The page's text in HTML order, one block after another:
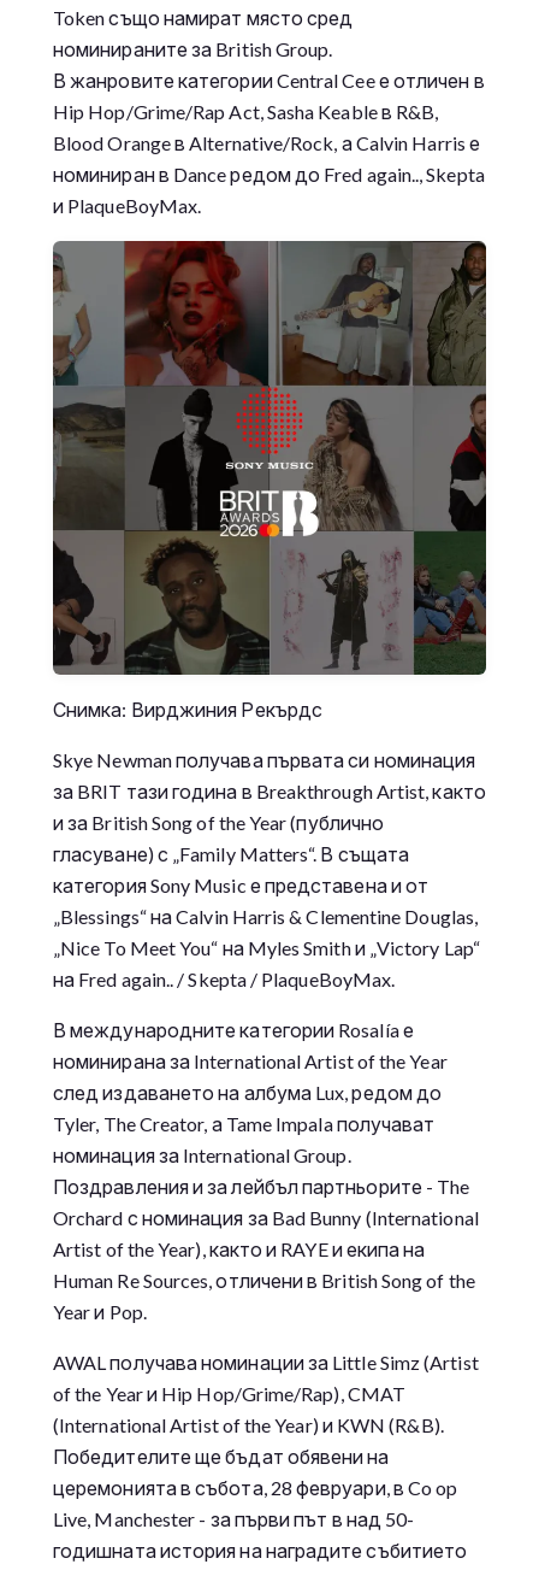
Token също намират място сред
номинираните за British Group.
В жанровите категории Central Cee е отличен в
Hip Hop/Grime/Rap Act, Sasha Keable в R&B,
Blood Orange в Alternative/Rock, а Calvin Harris е
номиниран в Dance редом до Fred again.., Skepta
и PlaqueBoyMax.
Снимка: Вирджиния Рекърдс
Skye Newman получава първата си номинация
за BRIT тази година в Breakthrough Artist, както
и за British Song of the Year (публично
гласуване) с „Family Matters“. В същата
категория Sony Music е представена и от
„Blessings“ на Calvin Harris & Clementine Douglas,
„Nice To Meet You“ на Myles Smith и „Victory Lap“
на Fred again.. / Skepta / PlaqueBoyMax.
В международните категории Rosalía е
номинирана за International Artist of the Year
след издаването на албума Lux, редом до
Tyler, The Creator, а Tame Impala получават
номинация за International Group.
Поздравления и за лейбъл партньорите - The
Orchard с номинация за Bad Bunny (International
Artist of the Year), както и RAYE и екипа на
Human Re Sources, отличени в British Song of the
Year и Pop.
AWAL получава номинации за Little Simz (Artist
of the Year и Hip Hop/Grime/Rap), CMAT
(International Artist of the Year) и KWN (R&B).
Победителите ще бъдат обявени на
церемонията в събота, 28 февруари, в Co op
Live, Manchester - за първи път в над 50-
годишната история на наградите събитието